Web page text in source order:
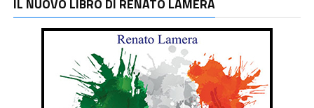
IL NUOVO LIBRO DI RENATO LAMERA